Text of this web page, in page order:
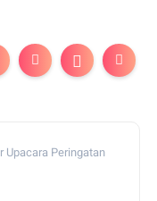
Upacara Peringatan